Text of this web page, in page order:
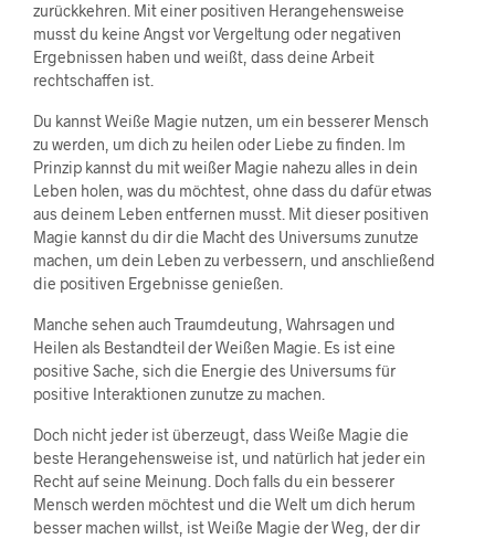
zurückkehren. Mit einer positiven Herangehensweise
musst du keine Angst vor Vergeltung oder negativen
Ergebnissen haben und weißt, dass deine Arbeit
rechtschaffen ist.
Du kannst Weiße Magie nutzen, um ein besserer Mensch
zu werden, um dich zu heilen oder Liebe zu finden. Im
Prinzip kannst du mit weißer Magie nahezu alles in dein
Leben holen, was du möchtest, ohne dass du dafür etwas
aus deinem Leben entfernen musst. Mit dieser positiven
Magie kannst du dir die Macht des Universums zunutze
machen, um dein Leben zu verbessern, und anschließend
die positiven Ergebnisse genießen.
Manche sehen auch Traumdeutung, Wahrsagen und
Heilen als Bestandteil der Weißen Magie. Es ist eine
positive Sache, sich die Energie des Universums für
positive Interaktionen zunutze zu machen.
Doch nicht jeder ist überzeugt, dass Weiße Magie die
beste Herangehensweise ist, und natürlich hat jeder ein
Recht auf seine Meinung. Doch falls du ein besserer
Mensch werden möchtest und die Welt um dich herum
besser machen willst, ist Weiße Magie der Weg, der dir